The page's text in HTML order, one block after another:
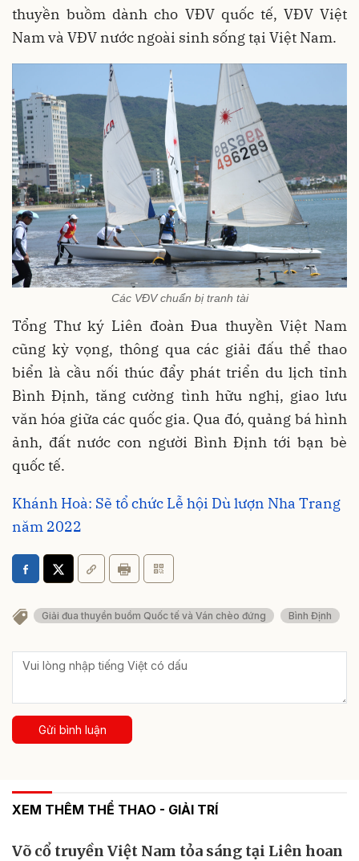
thuyền buồm dành cho VĐV quốc tế, VĐV Việt
Nam và VĐV nước ngoài sinh sống tại Việt Nam.
Các VĐV chuẩn bị tranh tài
Tổng Thư ký Liên đoàn Đua thuyền Việt Nam
cũng kỳ vọng, thông qua các giải đấu thể thao
biển là cầu nối thúc đẩy phát triển du lịch tỉnh
Bình Định, tăng cường tình hữu nghị, giao lưu
văn hóa giữa các quốc gia. Qua đó, quảng bá hình
ảnh, đất nước con người Bình Định tới bạn bè
quốc tế.
Khánh Hoà: Sẽ tổ chức Lễ hội Dù lượn Nha Trang
năm 2022
Giải đua thuyền buồm Quốc tế và Ván chèo đứng Bình Định
Gửi bình luận
XEM THÊM THỂ THAO - GIẢI TRÍ
Võ cổ truyền Việt Nam tỏa sáng tại Liên hoan